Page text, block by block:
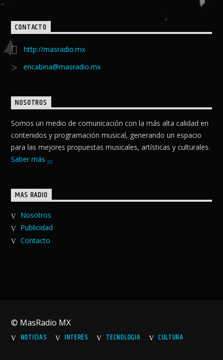
CONTACTO
http://masradio.mx
encabina@masradio.mx
NOSOTROS
Somos un medio de comunicación con la más alta calidad en
contenidos y programación musical, generando un espacio
para las mejores propuestas musicales, artísticas y culturales.
Saber más
MAS RADIO
Nosotros
Publicidad
Contacto
© MasRadio MX
NOTICIAS
INTERÉS TECNOLOGIA CULTURA